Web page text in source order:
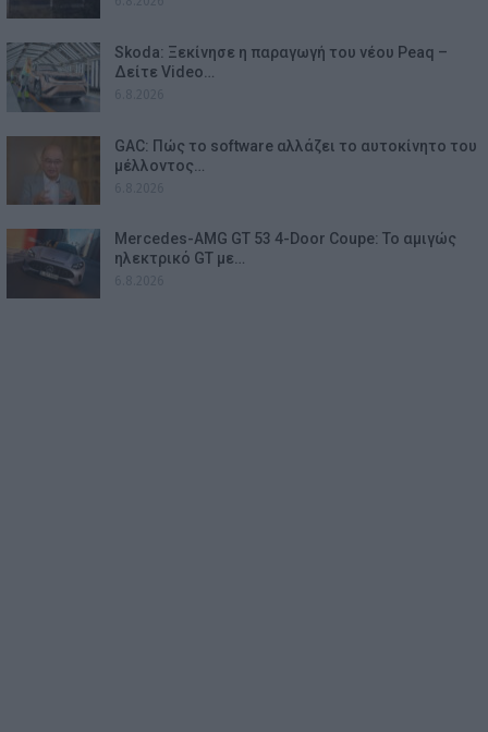
Skoda: Ξεκίνησε η παραγωγή του νέου Peaq –
Δείτε Video…
GAC: Πώς το software αλλάζει το αυτοκίνητο του
μέλλοντος…
Mercedes-AMG GT 53 4-Door Coupe: Το αμιγώς
ηλεκτρικό GT με…